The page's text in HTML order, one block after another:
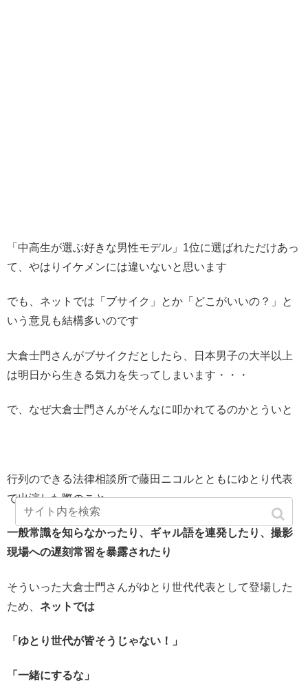
「中高生が選ぶ好きな男性モデル」1位に選ばれただけあっ
て、やはりイケメンには違いないと思います
でも、ネットでは「ブサイク」とか「どこがいいの？」と
いう意見も結構多いのです
大倉士門さんがブサイクだとしたら、日本男子の大半以上
は明日から生きる気力を失ってしまいます・・・
で、なぜ大倉士門さんがそんなに叩かれてるのかとういと
行列のできる法律相談所で藤田ニコルとともにゆとり代表
で出演した際のこと
一般常識を知らなかったり、ギャル語を連発したり、撮影
現場への遅刻常習を暴露されたり
そういった大倉士門さんがゆとり世代代表として登場した
ため、 ネットでは
「ゆとり世代が皆そうじゃない！」
「一緒にするな」